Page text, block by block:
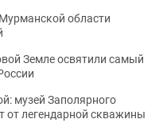
области
Земле освятили самый
музей Заполярного
от легендарной скважины